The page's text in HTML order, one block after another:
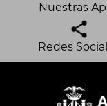
Nuestras
Redes